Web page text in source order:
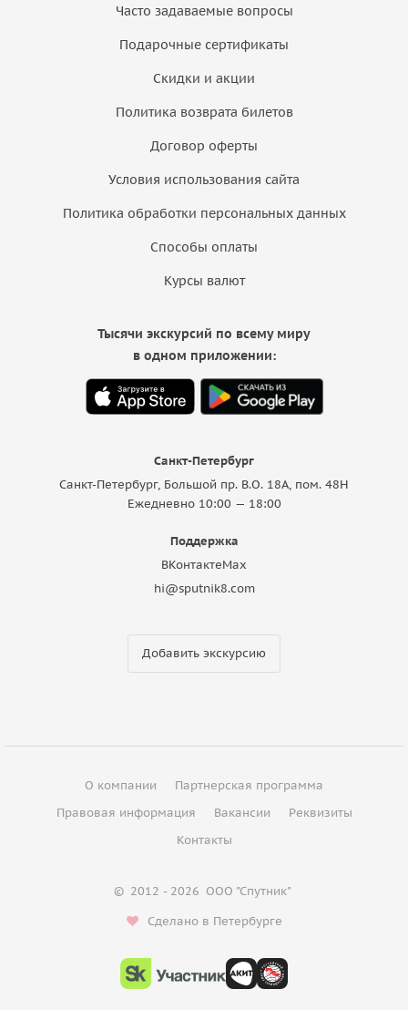
Часто задаваемые вопросы
Подарочные сертификаты
Скидки и акции
Политика возврата билетов
Договор оферты
Условия использования сайта
Политика обработки персональных данных
Способы оплаты
Курсы валют
Санкт-Петербург
Санкт-Петербург, Большой пр. В.О. 18A, пом. 48Н
Ежедневно 10:00 — 18:00
Поддержка
ВКонтактеMax
hi@sputnik8.com
Добавить экскурсию
Тысячи экскурсий по всему миру
в одном приложении:
О компании
Партнерская программа
Правовая информация
Вакансии
Реквизиты
Контакты
© 2012 - 2026 ООО "Спутник"
Сделано в Петербурге